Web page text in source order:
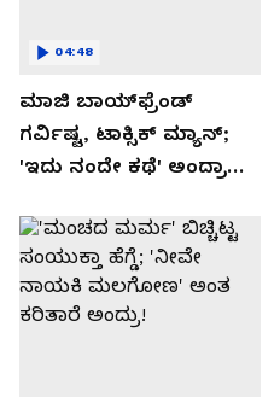
ಮಾಜಿ ಬಾಯ್‌ಫ್ರೆಂಡ್
ಗರ್ವಿಷ್ಟ, ಟಾಕ್ಸಿಕ್ ಮ್ಯಾನ್;
'ಇದು ನಂದೇ ಕಥೆ' ಅಂದ್ರಾ
ಮಂದಣ್ಣ?
04:48